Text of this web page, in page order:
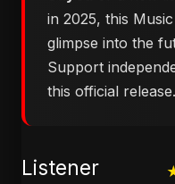
in 2025, this
glimpse into the
Support
this official release.
Listener